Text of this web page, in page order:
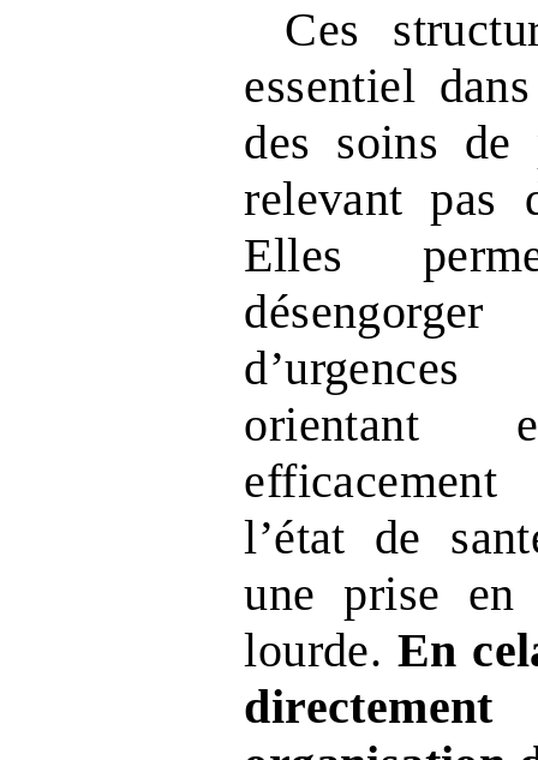
Ces
essentiel
des soins de
relevant pas
Elles
orientant
l’état de
une prise en
lourde. En